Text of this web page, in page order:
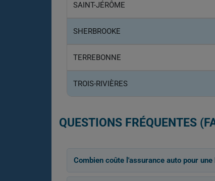
SAINT-JÉRÔME
SHERBROOKE
TERREBONNE
TROIS-RIVIÈRES
QUESTIONS FRÉQUENTES
Combien coûte l'assurance auto pour